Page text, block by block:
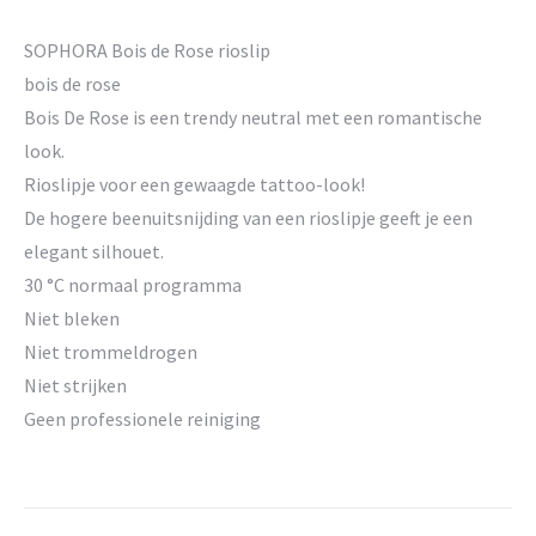
SOPHORA Bois de Rose rioslip
bois de rose
Bois De Rose is een trendy neutral met een romantische
look.
Rioslipje voor een gewaagde tattoo-look!
De hogere beenuitsnijding van een rioslipje geeft je een
elegant silhouet.
30 °C normaal programma
Niet bleken
Niet trommeldrogen
Niet strijken
Geen professionele reiniging